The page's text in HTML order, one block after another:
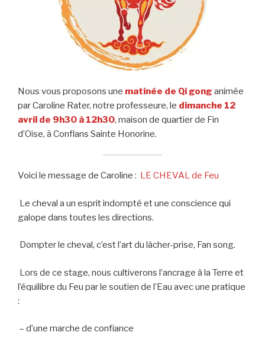
Nous vous proposons une matinée de Qi gong animée
par Caroline Rater, notre professeure, le dimanche 12
avril de 9h30 à 12h30, maison de quartier de Fin
d’Oise, à Conflans Sainte Honorine.
Voici le message de Caroline : LE CHEVAL de Feu
Le cheval a un esprit indompté et une conscience qui
galope dans toutes les directions.
Dompter le cheval, c’est l’art du lâcher-prise, Fan song.
Lors de ce stage, nous cultiverons l’ancrage à la Terre et
l’équilibre du Feu par le soutien de l’Eau avec une pratique
:
– d’une marche de confiance